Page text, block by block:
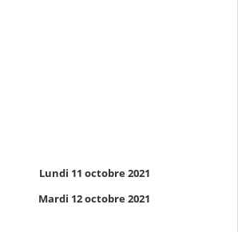
Lundi 11 octobre 2021
Mardi 12 octobre 2021